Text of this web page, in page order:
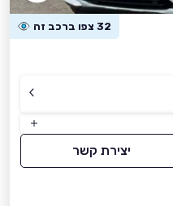
32 צפו ברכב זה
יצירת קשר